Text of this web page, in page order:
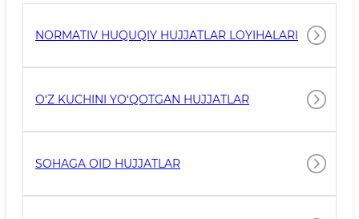
NORMATIV HUQUQIY HUJJATLAR LOYIHALARI
O‘Z KUCHINI YO‘QOTGAN HUJJATLAR
SOHAGA OID HUJJATLAR